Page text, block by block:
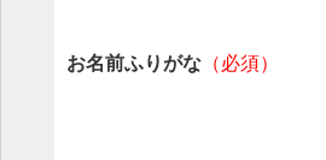
お名前ふりがな （必須）